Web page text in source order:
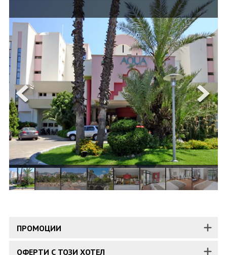
ОЩЕ
ЗА НАС
КОНТАКТИ
ФИРМЕНИ ДОКУМЕНТИ
0700 144 34 Запитване
ПОСЛЕДВАЙТЕ НИ
ПРОМОЦИИ
ОФЕРТИ С ТОЗИ ХОТЕЛ